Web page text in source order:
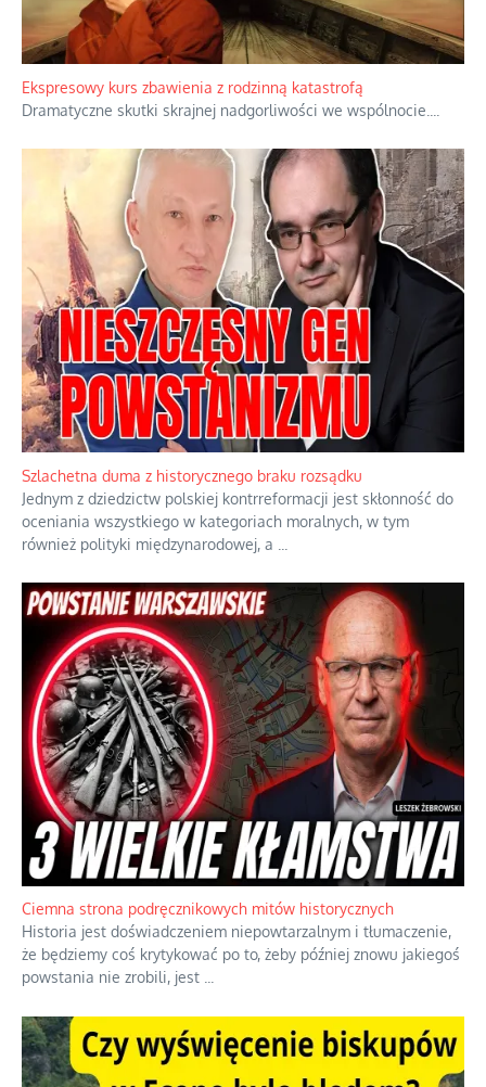
Ekspresowy kurs zbawienia z rodzinną katastrofą
Dramatyczne skutki skrajnej nadgorliwości we wspólnocie.
Szlachetna duma z historycznego braku rozsądku
Jednym z dziedzictw polskiej kontrreformacji jest skłonność do
oceniania wszystkiego w kategoriach moralnych, w tym
również polityki międzynarodowej, a
Ciemna strona podręcznikowych mitów historycznych
Historia jest doświadczeniem niepowtarzalnym i tłumaczenie,
że będziemy coś krytykować po to, żeby później znowu jakiegoś
powstania nie zrobili, jest